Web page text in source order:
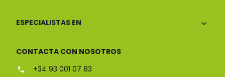
ESPECIALISTAS EN
CONTACTA CON NOSOTROS
+34 93 001 07 83